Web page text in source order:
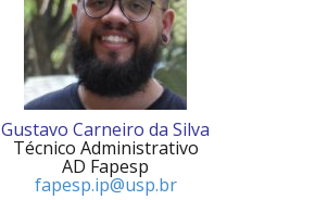
Gustavo Carneiro da Silva
Técnico Administrativo
AD Fapesp
fapesp.ip@usp.br